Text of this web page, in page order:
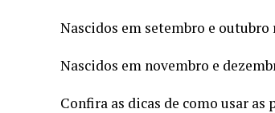
Nascidos em setembro e outubro
Nascidos em novembro e
Confira as dicas de como usar as